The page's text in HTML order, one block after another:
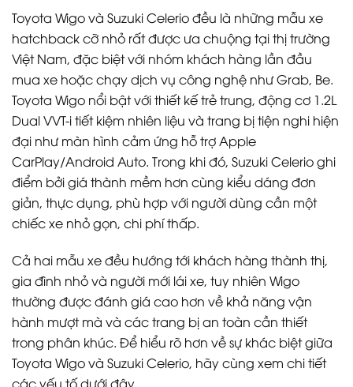
Toyota Wigo và Suzuki Celerio đều là những mẫu xe
hatchback cỡ nhỏ rất được ưa chuộng tại thị trường
Việt Nam, đặc biệt với nhóm khách hàng lần đầu
mua xe hoặc chạy dịch vụ công nghệ như Grab, Be.
Toyota Wigo nổi bật với thiết kế trẻ trung, động cơ 1.2L
Dual VVT-i tiết kiệm nhiên liệu và trang bị tiện nghi hiện
đại như màn hình cảm ứng hỗ trợ Apple
CarPlay/Android Auto. Trong khi đó, Suzuki Celerio ghi
điểm bởi giá thành mềm hơn cùng kiểu dáng đơn
giản, thực dụng, phù hợp với người dùng cần một
chiếc xe nhỏ gọn, chi phí thấp.
Cả hai mẫu xe đều hướng tới khách hàng thành thị,
gia đình nhỏ và người mới lái xe, tuy nhiên Wigo
thường được đánh giá cao hơn về khả năng vận
hành mượt mà và các trang bị an toàn cần thiết
trong phân khúc. Để hiểu rõ hơn về sự khác biệt giữa
Toyota Wigo và Suzuki Celerio, hãy cùng xem chi tiết
các yếu tố dưới đây.